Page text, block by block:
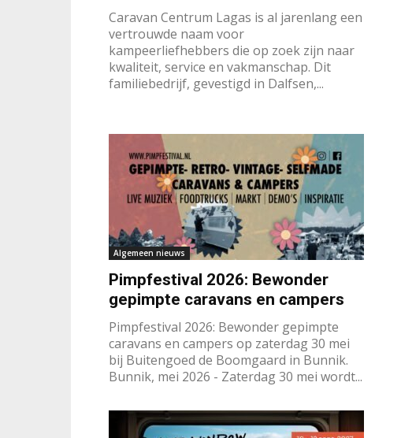
Caravan Centrum Lagas is al jarenlang een
vertrouwde naam voor
kampeerliefhebbers die op zoek zijn naar
kwaliteit, service en vakmanschap. Dit
familiebedrijf, gevestigd in Dalfsen,...
Algemeen nieuws
Pimpfestival 2026: Bewonder
gepimpte caravans en campers
Pimpfestival 2026: Bewonder gepimpte
caravans en campers op zaterdag 30 mei
bij Buitengoed de Boomgaard in Bunnik.
Bunnik, mei 2026 - Zaterdag 30 mei wordt...